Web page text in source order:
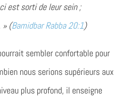
est sorti de leur sein ;
» (Bamidbar Rabba 20:1)
sembler confortable pour
nous serions supérieurs aux
plus profond, il enseigne